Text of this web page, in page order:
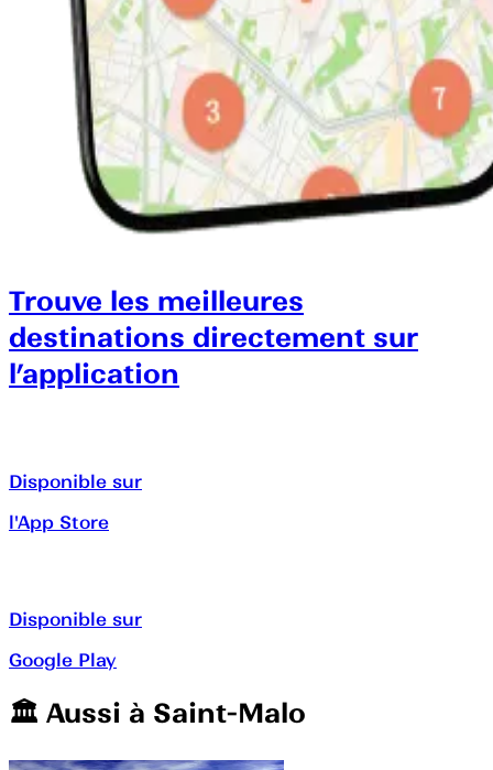
Trouve les meilleures
destinations directement sur
l’application
Disponible sur
l'App Store
Disponible sur
Google Play
🏛️️ Aussi à Saint-Malo